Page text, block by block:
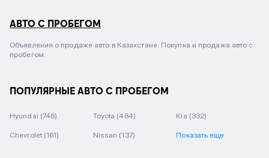
АВТО С ПРОБЕГОМ
Объявления о продаже авто в Казахстане. Покупка и продажа авто с
пробегом.
ПОПУЛЯРНЫЕ АВТО С ПРОБЕГОМ
Hyundai (748) Toyota (484) Kia (332)
Chevrolet (161) Nissan (137) Показать еще